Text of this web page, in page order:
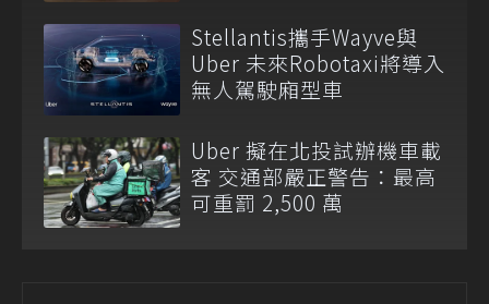
Stellantis攜手Wayve與
Uber 未來Robotaxi將導入
無人駕駛廂型車
Uber 擬在北投試辦機車載
客 交通部嚴正警告：最高
可重罰 2,500 萬